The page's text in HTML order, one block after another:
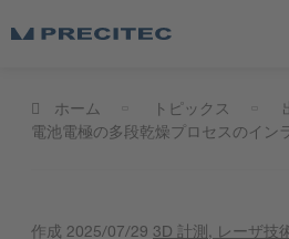
ホーム トピックス
電池電極の多段乾燥プロセスのイン
作成 2025/07/29 3D 計測 , レーザ技